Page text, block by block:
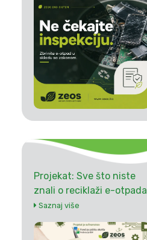
Projekat: Sve što niste
znali o reciklaži e-otpada
Saznaj više